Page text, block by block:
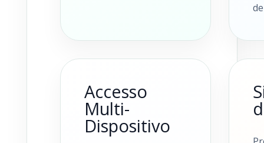
Accesso
Multi-
Dispositivo